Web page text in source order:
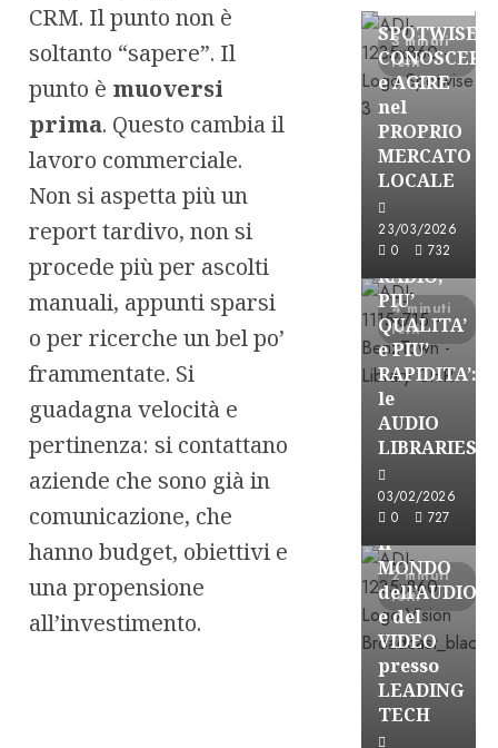
CRM. Il punto non è
soltanto “sapere”. Il
punto è muoversi
prima. Questo cambia il
lavoro commerciale.
Non si aspetta più un
report tardivo, non si
procede più per ascolti
manuali, appunti sparsi
o per ricerche un bel po’
frammentate. Si
guadagna velocità e
pertinenza: si contattano
aziende che sono già in
comunicazione, che
hanno budget, obiettivi e
una propensione
all’investimento.
3 minuti
letti
SPOTWISE:
CONOSCERE
e AGIRE
nel
PROPRIO
MERCATO
LOCALE
23/03/2026
0
732
4 minuti
letti
FREE
Per la
RADIO,
PIU’
QUALITA’
e PIU’
RAPIDITA’:
le
AUDIO
LIBRARIES
03/02/2026
0
727
2 minuti
letti
Partnership
VISION
BROADCAST,
ESPLORARE
il
MONDO
dell’AUDIO
e del
VIDEO
presso
LEADING
TECH